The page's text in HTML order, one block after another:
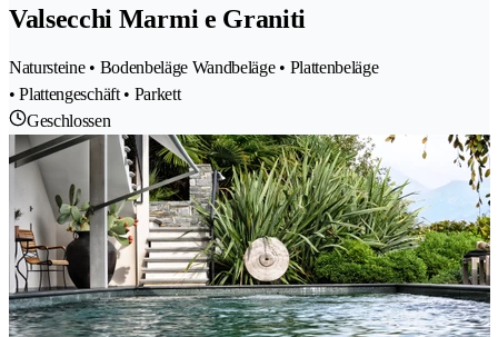
Valsecchi Marmi e Graniti
Natursteine • Bodenbeläge Wandbeläge • Plattenbeläge
• Plattengeschäft • Parkett
Geschlossen